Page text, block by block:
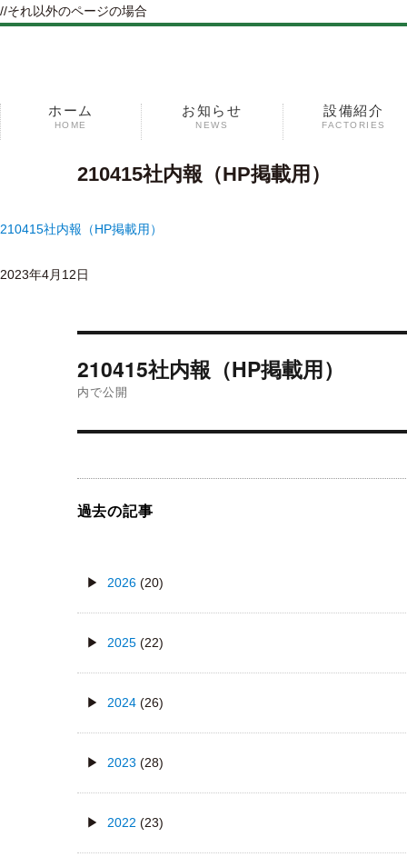
//それ以外のページの場合
ホーム
HOME
お知らせ
NEWS
設備紹介
FACTORIES
ン
へ
210415社内報（HP掲載用）
210415社内報（HP掲載用）
2023年4月12日
稿
ナ
ゲ
シ
ョ
ン
210415社内報（HP掲載用）
内で公開
過去の記事
2026(20)
2025(22)
2024(26)
2023 (28)
2022 (23)